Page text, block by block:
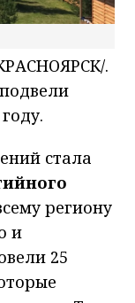
.
стала
региону
и
25